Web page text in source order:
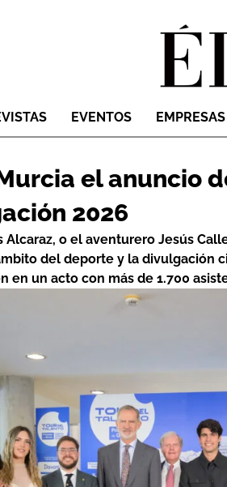
EVENTOS EMPRESAS
el anuncio
2026
o el aventurero Jesús
del deporte y la divulgación
en un acto con más de 1.700